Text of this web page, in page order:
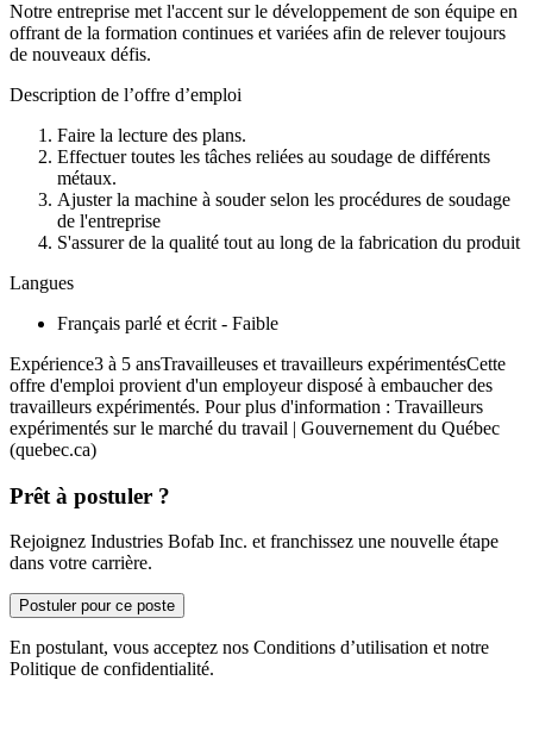
Notre entreprise met l'accent sur le développement de son équipe en
offrant de la formation continues et variées afin de relever toujours
de nouveaux défis.
Description de l’offre d’emploi
Faire la lecture des plans.
Effectuer toutes les tâches reliées au soudage de différents
métaux.
Ajuster la machine à souder selon les procédures de soudage
de l'entreprise
S'assurer de la qualité tout au long de la fabrication du produit
Langues
Français parlé et écrit - Faible
Expérience3 à 5 ansTravailleuses et travailleurs expérimentésCette
offre d'emploi provient d'un employeur disposé à embaucher des
travailleurs expérimentés. Pour plus d'information : Travailleurs
expérimentés sur le marché du travail | Gouvernement du Québec
(quebec.ca)
Prêt à postuler ?
Rejoignez Industries Bofab Inc. et franchissez une nouvelle étape
dans votre carrière.
Postuler pour ce poste
En postulant, vous acceptez nos Conditions d’utilisation et notre
Politique de confidentialité.